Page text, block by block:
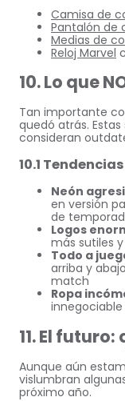
Camisa de
Pantalón de
Medias de
Reloj Marvel
10. Lo que
Tan importante
quedó atrás.
consideran
10.1
Neón
en versión
de
Logos
más sutiles
Todo a
arriba y
match
Ropa
innegociable
11. El
Aunque aún
vislumbran
próximo año.